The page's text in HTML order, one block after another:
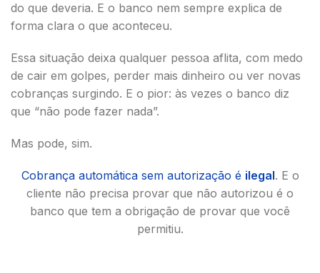
do que deveria. E o banco nem sempre explica de
forma clara o que aconteceu.
Essa situação deixa qualquer pessoa aflita, com medo
de cair em golpes, perder mais dinheiro ou ver novas
cobranças surgindo. E o pior: às vezes o banco diz
que “não pode fazer nada”.
Mas pode, sim.
Cobrança automática sem autorização é ilegal. E o
cliente não precisa provar que não autorizou é o
banco que tem a obrigação de provar que você
permitiu.